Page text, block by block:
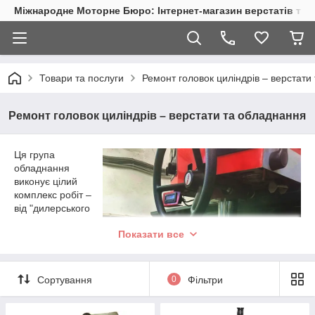
Міжнародне Моторне Бюро: Інтернет-магазин верстатів та
Товари та послуги Ремонт головок циліндрів –
Ремонт головок циліндрів – верстати та обладнання
Ця група
обладнання
виконує цілий
комплекс робіт –
від "дилерського
площина" до
складних робіт із
заміни напрямних
Показати все
Сортування 0 Фільтри